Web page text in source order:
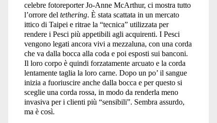
celebre fotoreporter Jo-Anne McArthur, ci mostra tutto
l’orrore del tethering. È stata scattata in un mercato
ittico di Taipei e ritrae la “tecnica” utilizzata per
rendere i Pesci più appetibili agli acquirenti. I Pesci
vengono legati ancora vivi a mezzaluna, con una corda
che va dalla bocca alla coda e poi esposti sui banconi.
Il loro corpo è quindi forzatamente arcuato e la corda
lentamente taglia la loro carne. Dopo un po’ il sangue
inizia a fuoriuscire anche dalla bocca e per questo si
sceglie una corda rossa, in modo da renderla meno
invasiva per i clienti più “sensibili”. Sembra assurdo,
ma è così.